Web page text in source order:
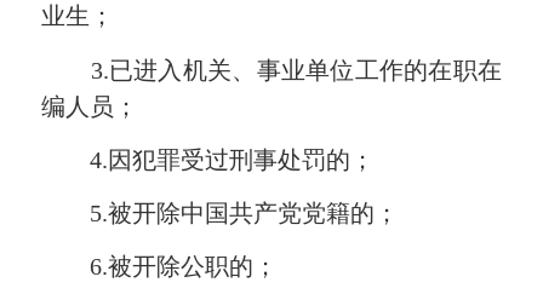
业生；
3.已进入机关、事业单位工作的在职在
编人员；
4.因犯罪受过刑事处罚的；
5.被开除中国共产党党籍的；
6.被开除公职的；